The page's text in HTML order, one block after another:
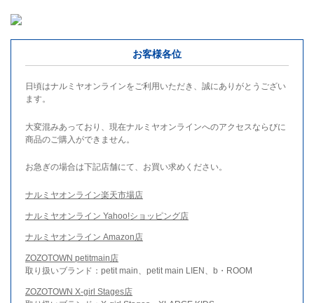
お客様各位
日頃はナルミヤオンラインをご利用いただき、誠にありがとうござい
ます。
大変混みあっており、現在ナルミヤオンラインへのアクセスならびに
商品のご購入ができません。
お急ぎの場合は下記店舗にて、お買い求めください。
ナルミヤオンライン楽天市場店
ナルミヤオンライン Yahoo!ショッピング店
ナルミヤオンライン Amazon店
ZOZOTOWN petitmain店
取り扱いブランド：petit main、petit main LIEN、b・ROOM
ZOZOTOWN X-girl Stages店